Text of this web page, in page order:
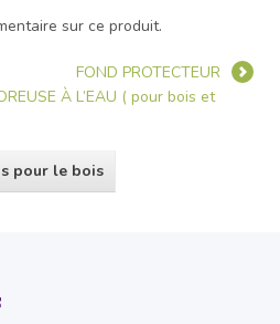
sur ce produit.
FOND PROTECTEUR
À L’EAU ( pour bois et
pour le bois